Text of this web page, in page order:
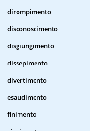
dirompimento
disconoscimento
disgiungimento
dissepimento
divertimento
esaudimento
finimento